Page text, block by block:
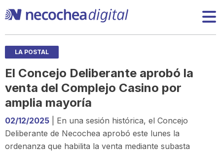
LA POSTAL
El Concejo Deliberante aprobó la
venta del Complejo Casino por
amplia mayoría
02/12/2025 | En una sesión histórica, el Concejo
Deliberante de Necochea aprobó este lunes la
ordenanza que habilita la venta mediante subasta